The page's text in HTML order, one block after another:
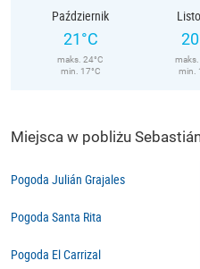
Październik
21°C
maks. 24°C
min. 17°C
maks.
min.
Miejsca w pobliżu
Pogoda Julián Grajales
Pogoda Santa Rita
Pogoda El Carrizal